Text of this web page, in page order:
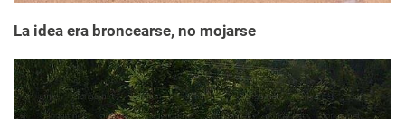
La idea era broncearse, no mojarse